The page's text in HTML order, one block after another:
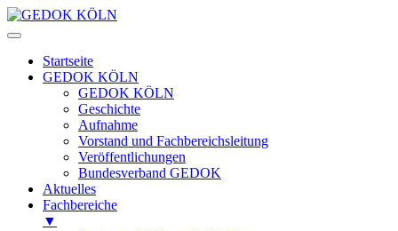
Startseite
GEDOK KÖLN
GEDOK KÖLN
Geschichte
Aufnahme
Vorstand und Fachbereichsleitung
Veröffentlichungen
Bundesverband GEDOK
Aktuelles
Fachbereiche
▼